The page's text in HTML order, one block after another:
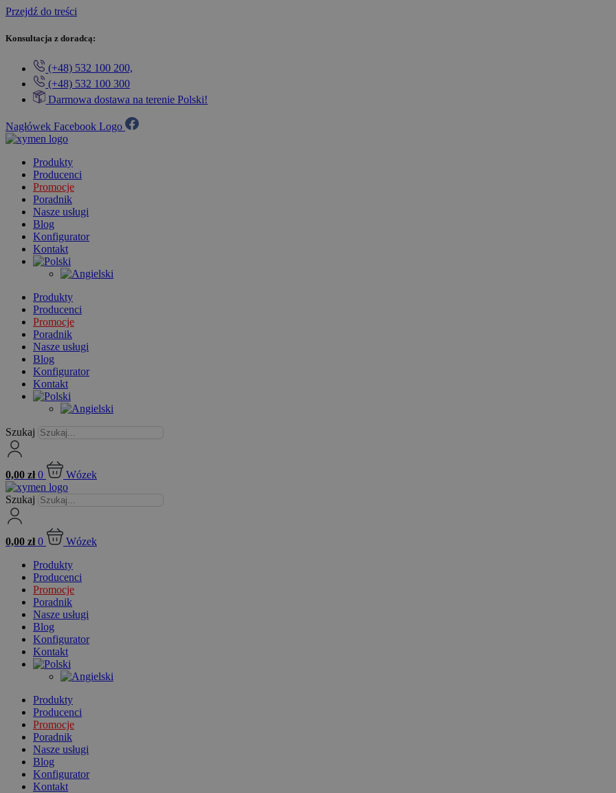
Przejdź do treści
Konsultacja z doradcą:
(+48) 532 100 200,
(+48) 532 100 300
Darmowa dostawa na terenie Polski!
Nagłówek Facebook Logo
Produkty
Producenci
Promocje
Poradnik
Nasze usługi
Blog
Konfigurator
Kontakt
Produkty
Producenci
Promocje
Poradnik
Nasze usługi
Blog
Konfigurator
Kontakt
Szukaj
0,00 zł 0 Wózek
Szukaj
0,00 zł 0
Wózek
Produkty
Producenci
Promocje
Poradnik
Nasze usługi
Blog
Konfigurator
Kontakt
Produkty
Producenci
Promocje
Poradnik
Nasze usługi
Blog
Konfigurator
Kontakt